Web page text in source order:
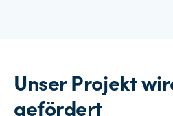
Unser Projekt
gefördert